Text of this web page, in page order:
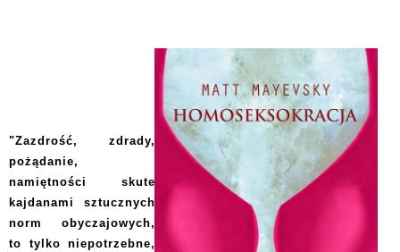
"Zazdrość, zdrady,
pożądanie,
namiętności skute
kajdanami sztucznych
norm obyczajowych,
to tylko niepotrzebne,